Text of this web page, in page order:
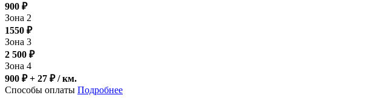
900 ₽
Зона 2
1550 ₽
Зона 3
2 500 ₽
Зона 4
900 ₽ + 27 ₽/ км.
Способы оплаты Подробнее